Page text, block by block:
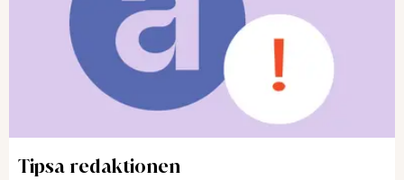
Tipsa redaktionen